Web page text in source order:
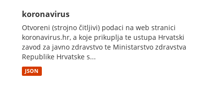
koronavirus
Otvoreni (strojno čitljivi) podaci na web stranici
koronavirus.hr, a koje prikuplja te ustupa Hrvatski
zavod za javno zdravstvo te Ministarstvo zdravstva
Republike Hrvatske s...
JSON